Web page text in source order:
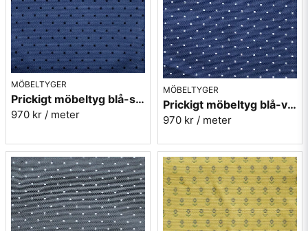
MÖBELTYGER
Prickigt möbeltyg blå-svart Micro nr.53
970 kr / meter
MÖBELTYGER
Prickigt möbeltyg blå-vit Micro nr.54
970 kr / meter